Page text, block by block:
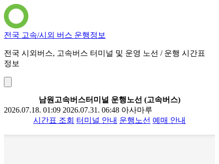
전국 고속/시외 버스 운행정보
전국 시외버스, 고속버스 터미널 및 운영 노선 / 운행 시간표
정보
남원고속버스터미널 운행노선 (고속버스)
2026.07.18. 01:09 2026.07.31. 06:48 아사마루
시간표 조회 터미널 안내 운행노선 예매 안내